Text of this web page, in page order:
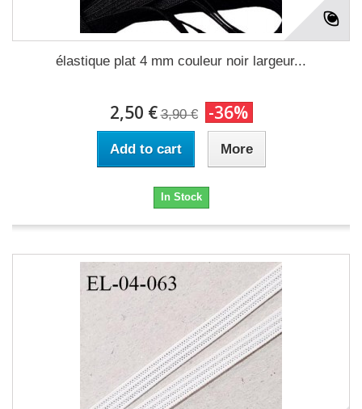
élastique plat 4 mm couleur noir largeur...
2,50 € 3,90 € -36%
Add to cart More
In Stock